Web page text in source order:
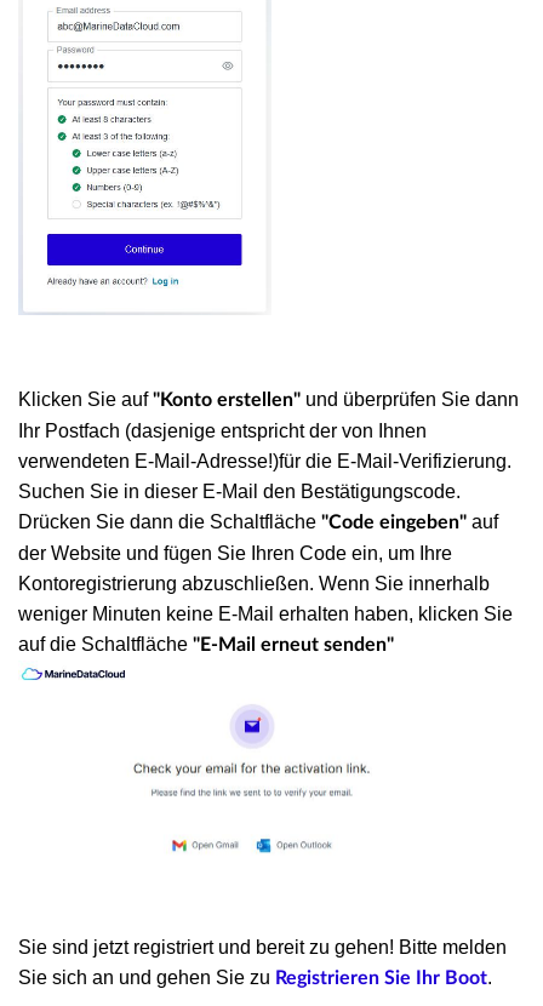
Klicken Sie auf"Konto erstellen" und überprüfen Sie dann
Ihr Postfach (dasjenige entspricht der von Ihnen
verwendeten E-Mail-Adresse!)für die E-Mail-Verifizierung.
Suchen Sie in dieser E-Mail den Bestätigungscode.
Drücken Sie dann die Schaltfläche "Code eingeben" auf
der Website und fügen Sie Ihren Code ein, um Ihre
Kontoregistrierung abzuschließen. Wenn Sie innerhalb
weniger Minuten keine E-Mail erhalten haben, klicken Sie
auf die Schaltfläche "E-Mail erneut senden"
Sie sind jetzt registriert und bereit zu gehen! Bitte melden
Sie sich an und gehen Sie zu Registrieren Sie Ihr Boot.